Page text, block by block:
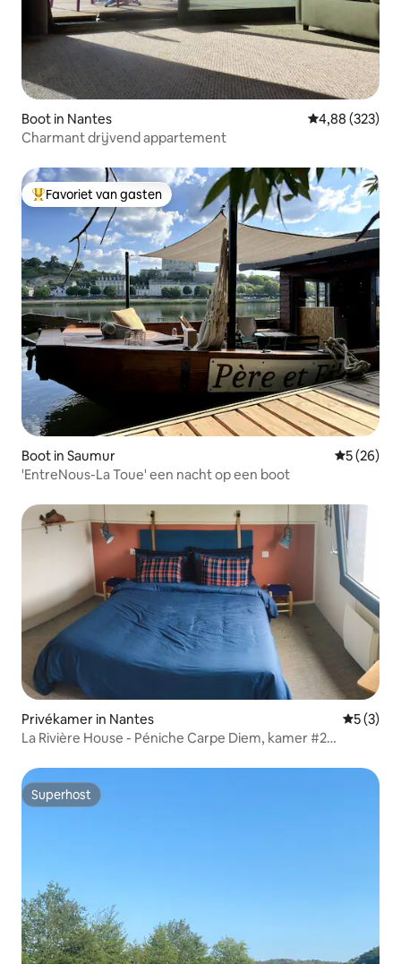
Boot in Nantes Gemiddelde
4,88 (323)
Charmant drijvend appartement
Topfavoriet van gasten
Favoriet van gasten
Boot in Saumur
5 (26)
'EntreNous-La Toue' een nacht op een boot
Privékamer in Nantes
5 (3)
La Rivière House - Péniche Carpe Diem, kamer #2
Superhost
Superhost